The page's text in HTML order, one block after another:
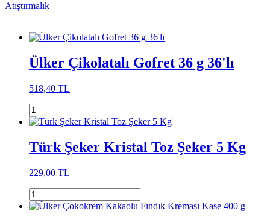
Atıştırmalık
Ülker Çikolatalı Gofret 36 g 36'lı
518,40 TL
Türk Şeker Kristal Toz Şeker 5 Kg
229,00 TL